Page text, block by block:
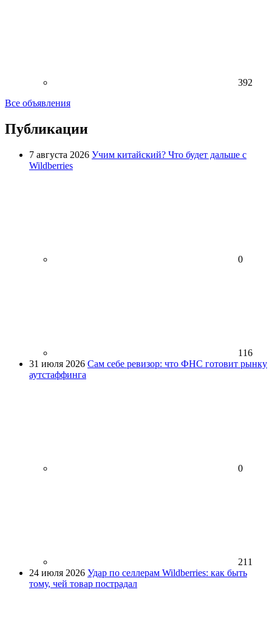
392
Все объявления
Публикации
7 августа 2026 Учим китайский? Что будет дальше с
Wildberries
0
116
31 июля 2026 Сам себе ревизор: что ФНС готовит рынку
аутстаффинга
0
211
24 июля 2026 Удар по селлерам Wildberries: как быть
тому, чей товар пострадал